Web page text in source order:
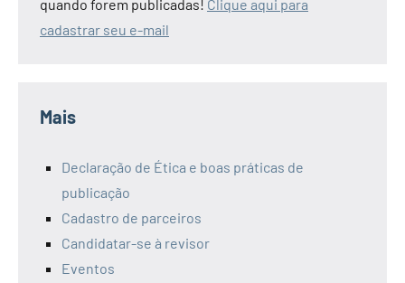
quando forem publicadas! Clique aqui para
cadastrar seu e-mail
Mais
Declaração de Ética e boas práticas de
publicação
Cadastro de parceiros
Candidatar-se à revisor
Eventos